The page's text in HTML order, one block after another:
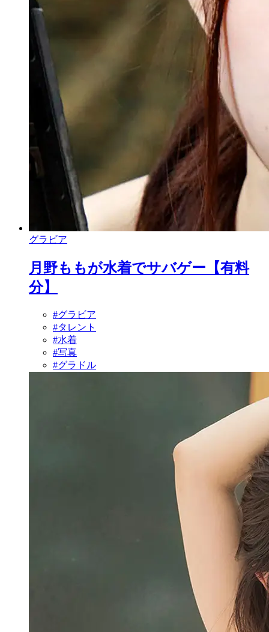
グラビア
月野ももが水着でサバゲー【有料
分】
#グラビア
#タレント
#水着
#写真
#グラドル